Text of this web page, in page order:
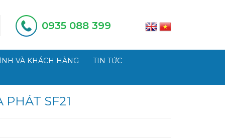
0935 088 399
VÀ KHÁCH HÀNG TIN TỨC
PHÁT SF21